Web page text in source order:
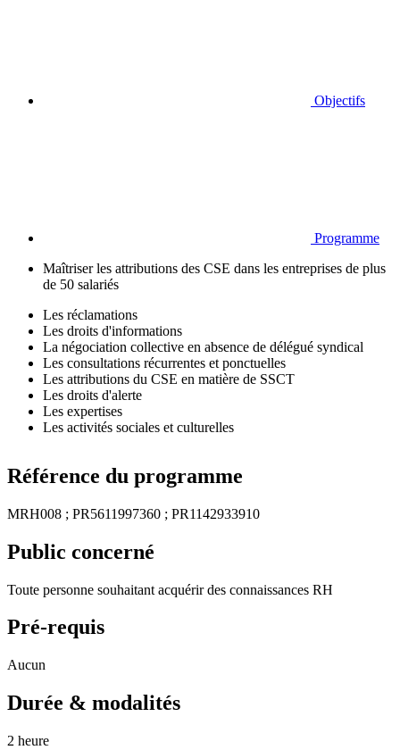
Objectifs
Programme
Maîtriser les attributions des CSE dans les entreprises de plus
de 50 salariés
Les réclamations
Les droits d'informations
La négociation collective en absence de délégué syndical
Les consultations récurrentes et ponctuelles
Les attributions du CSE en matière de SSCT
Les droits d'alerte
Les expertises
Les activités sociales et culturelles
Référence du programme
MRH008 ; PR5611997360 ; PR1142933910
Public concerné
Toute personne souhaitant acquérir des connaissances RH
Pré-requis
Aucun
Durée & modalités
2 heure